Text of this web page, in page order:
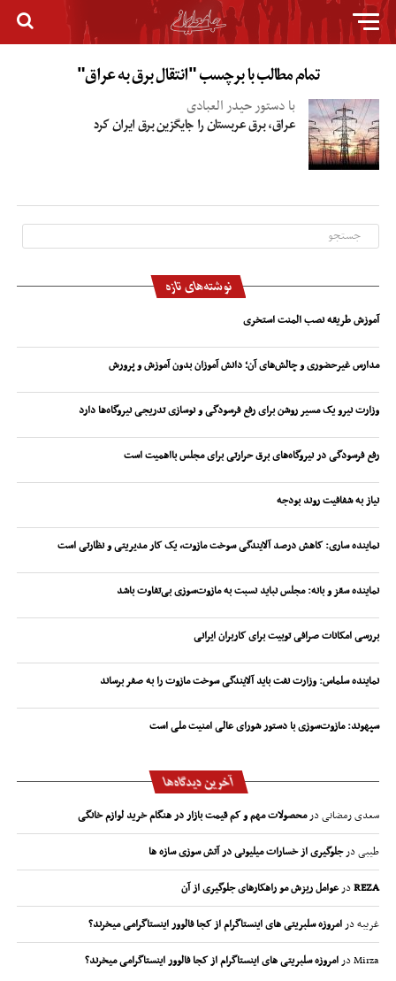
تمام مطالب با برچسب "انتقال برق به عراق"
با دستور حیدر العبادی
عراق، برق عربستان را جایگزین برق ایران کرد
نوشته‌های تازه
آموزش طریقه نصب المنت استخری
مدارس غیرحضوری و چالش‌های آن؛ دانش آموزان بدون آموزش و پرورش
وزارت نیرو یک مسیر روشن برای رفع فرسودگی و نوسازی تدریجی نیروگاه‌ها دارد
رفع فرسودگی در نیروگاه‌های برق حرارتی برای مجلس بااهمیت است
نیاز به شفافیت روند بودجه
نماینده ساری: کاهش درصد آلایندگی سوخت مازوت، یک کار مدیریتی و نظارتی است
نماینده سقز و بانه: مجلس نباید نسبت به مازوت‌سوزی بی‌تفاوت باشد
بررسی امکانات صرافی توبیت برای کاربران ایرانی
نماینده سلماس: وزارت نفت باید آلایندگی سوخت مازوت را به صفر برساند
سپهوند:‌ مازوت‌سوزی با دستور شورای عالی امنیت ملی است
آخرین دیدگاه‌ها
سعدی رمضانیدرمحصولات مهم و کم قیمت بازار در هنگام خرید لوازم خانگی
طیبیدرجلوگیری از خسارات میلیونی در آتش سوزی سازه ها
REZAدرعوامل ریزش مو راهکارهای جلوگیری از آن
غریبهدرامروزه سلبریتی های اینستاگرام از کجا فالوور اینستاگرامی میخرند؟
Mirzaدرامروزه سلبریتی های اینستاگرام از کجا فالوور اینستاگرامی میخرند؟